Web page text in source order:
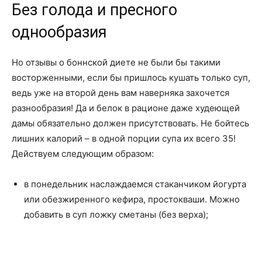
Без голода и пресного
однообразия
Но отзывы о боннской диете не были бы такими
восторженными, если бы пришлось кушать только суп,
ведь уже на второй день вам наверняка захочется
разнообразия! Да и белок в рационе даже худеющей
дамы обязательно должен присутствовать. Не бойтесь
лишних калорий – в одной порции супа их всего 35!
Действуем следующим образом:
в понедельник наслаждаемся стаканчиком йогурта
или обезжиренного кефира, простокваши. Можно
добавить в суп ложку сметаны (без верха);